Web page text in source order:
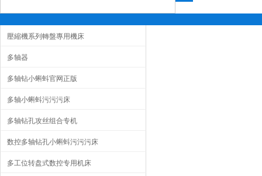
壓縮機系列轉盤專用機床
多轴器
多轴钻小蝌蚪官网正版
多轴小蝌蚪污污污床
多轴钻孔攻丝组合专机
数控多轴钻孔小蝌蚪污污污床
多工位转盘式数控专用机床